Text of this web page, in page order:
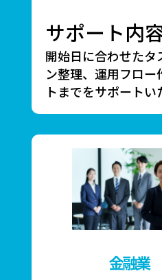
サポート内
開始日に合わせたタ
ン整理、運用フロー
トまでをサポートい
金融業